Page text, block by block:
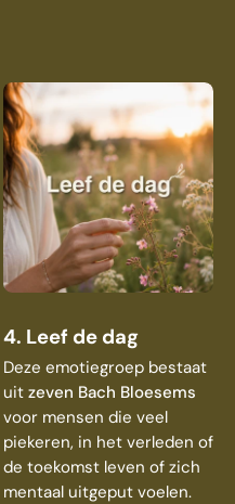
4. Leef de dag
Deze emotiegroep bestaat
uit zeven Bach Bloesems
voor mensen die veel
piekeren, in het verleden of
de toekomst leven of zich
mentaal uitgeput voelen.